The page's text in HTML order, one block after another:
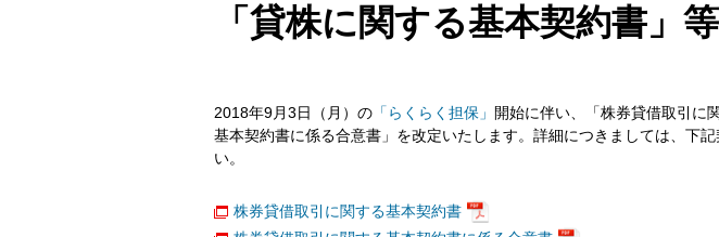
「貸株に関する基本契約書」
2018年9月3日（月）の 「らくらく担保」 開始に伴い、「株券貸借取引に
基本契約書に係る合意書」を改定いたします。詳細につきましては、下
い。
株券貸借取引に関する基本契約書